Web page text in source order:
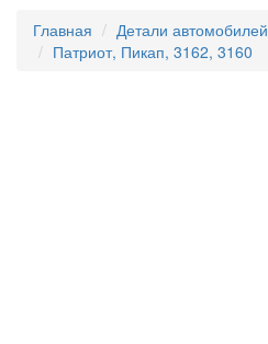
Главная
Детали автомобилей
Патриот, Пикап, 3162, 3160